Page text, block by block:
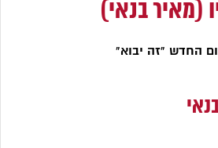
(מאיר בנאי)
החדש "זה יבוא"